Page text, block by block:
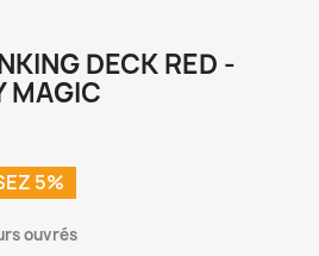
DECK RED -
MAGIC
5%
ouvrés